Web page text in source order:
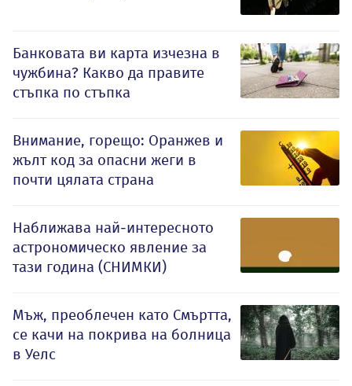
Банковата ви карта изчезна в
чужбина? Какво да правите
стъпка по стъпка
Внимание, горещо: Оранжев и
жълт код за опасни жеги в
почти цялата страна
Наближава най-интересното
астрономическо явление за
тази година (СНИМКИ)
Мъж, преоблечен като Смъртта,
се качи на покрива на болница
в Уелс